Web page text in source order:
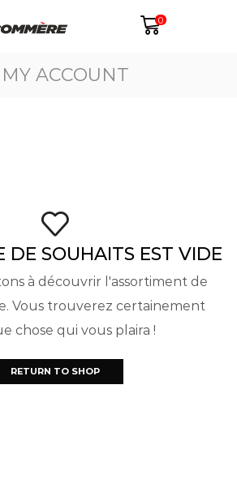
0
MY ACCOUNT
DE SOUHAITS EST VIDE
à découvrir l'assortiment de
Vous trouverez certainement
chose qui vous plaira !
RETURN TO SHOP